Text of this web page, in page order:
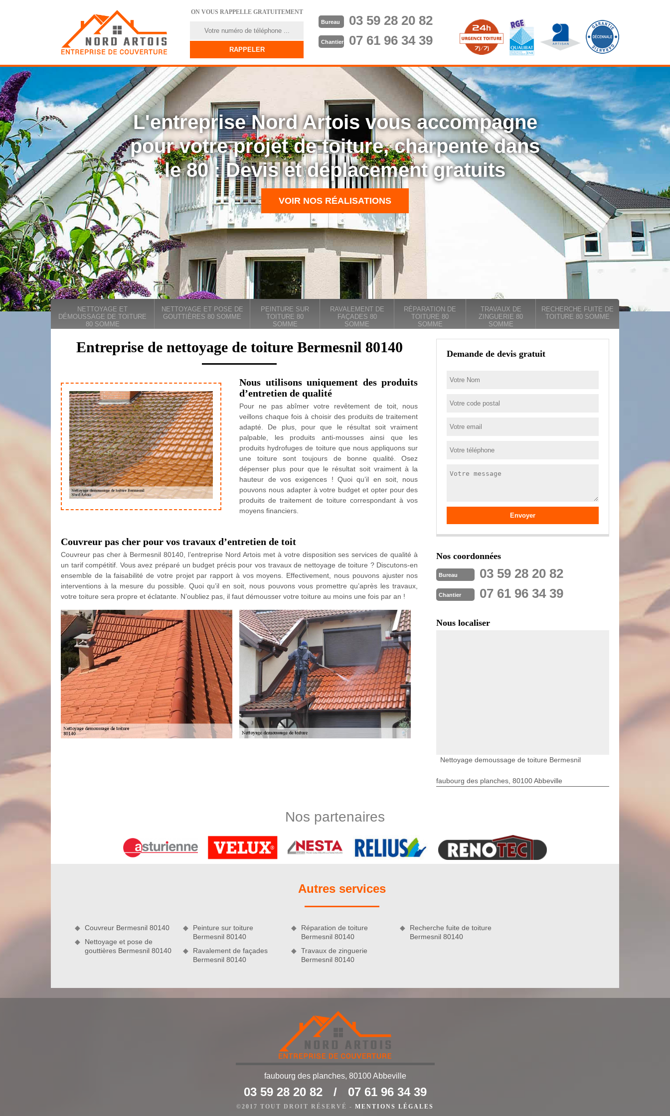
ON VOUS RAPPELLE GRATUITEMENT
Bureau 03 59 28 20 82
Chantier 07 61 96 34 39
L'entreprise Nord Artois vous accompagne
pour votre projet de toiture, charpente dans
le 80 : Devis et déplacement gratuits
VOIR NOS RÉALISATIONS
NETTOYAGE ET
DÉMOUSSAGE DE TOITURE
80 SOMME
NETTOYAGE ET POSE DE
GOUTTIÈRES 80 SOMME
PEINTURE SUR
TOITURE 80
SOMME
RAVALEMENT DE
FAÇADES 80
SOMME
RÉPARATION DE
TOITURE 80
SOMME
TRAVAUX DE
ZINGUERIE 80
SOMME
RECHERCHE FUITE DE
TOITURE 80 SOMME
Entreprise de nettoyage de toiture Bermesnil 80140
Nous utilisons uniquement des produits
d’entretien de qualité
Pour ne pas abîmer votre revêtement de toit, nous
veillons chaque fois à choisir des produits de traitement
adapté. De plus, pour que le résultat soit vraiment
palpable, les produits anti-mousses ainsi que les
produits hydrofuges de toiture que nous appliquons sur
une toiture sont toujours de bonne qualité. Osez
dépenser plus pour que le résultat soit vraiment à la
hauteur de vos exigences ! Quoi qu’il en soit, nous
pouvons nous adapter à votre budget et opter pour des
produits de traitement de toiture correspondant à vos
moyens financiers.
Couvreur pas cher pour vos travaux d’entretien de toit
Couvreur pas cher à Bermesnil 80140, l’entreprise Nord Artois met à votre disposition ses services de qualité à
un tarif compétitif. Vous avez préparé un budget précis pour vos travaux de nettoyage de toiture ? Discutons-en
ensemble de la faisabilité de votre projet par rapport à vos moyens. Effectivement, nous pouvons ajuster nos
interventions à la mesure du possible. Quoi qu’il en soit, nous pouvons vous promettre qu’après les travaux,
votre toiture sera propre et éclatante. N’oubliez pas, il faut démousser votre toiture au moins une fois par an !
nécessaire pour éviter tous problèmes d’étanchéité. Pour accentuer leurs actions, un traitement hydrofuge de
Nord Artois, pour un tarif nettoyage et démoussage de toiture abordable
Pour que vous puissiez accéder aisément à nos services de choix et de prestige, nous avons fait en sorte
produits de traitement à utiliser, de la durée de l’intervention et de l’envergure de la tâche, entre autres. Laissez
procéder étape par étape. Premièrement, nos experts ôteront les plus gros morceaux de mousse avec une
brosse spéciale. Ensuite, ils enlèveront les débris en nettoyant avec un nettoyeur à basse pression. Après cela,
avec un nettoyeur à pression moyenne. Finalement, nos couvreurs vont pulvériser un produit hydrofuge de
Demande de devis gratuit
Nos coordonnées
Bureau 03 59 28 20 82
Chantier 07 61 96 34 39
Nous localiser
Nettoyage demoussage de toiture Bermesnil
faubourg des planches, 80100 Abbeville
Nos partenaires
Autres services
Couvreur Bermesnil 80140
Nettoyage et pose de
gouttières Bermesnil 80140
Peinture sur toiture
Bermesnil 80140
Ravalement de façades
Bermesnil 80140
Réparation de toiture
Bermesnil 80140
Travaux de zinguerie
Bermesnil 80140
Recherche fuite de toiture
Bermesnil 80140
faubourg des planches, 80100 Abbeville
03 59 28 20 82 / 07 61 96 34 39
©2017 TOUT DROIT RÉSERVÉ - MENTIONS LÉGALES